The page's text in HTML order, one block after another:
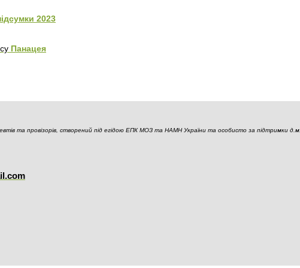
2023
Панацея
та провізорів, створений під егідою ЕПК МОЗ та НАМН України та особисто за підтримки